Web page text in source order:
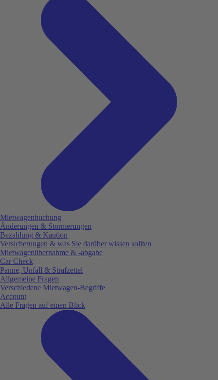
Mietwagenbuchung
Änderungen & Stornierungen
Bezahlung & Kaution
Versicherungen & was Sie darüber wissen sollten
Mietwagenübernahme & -abgabe
Car Check
Panne, Unfall & Strafzettel
Allgemeine Fragen
Verschiedene Mietwagen-Begriffe
Account
Alle Fragen auf einen Blick